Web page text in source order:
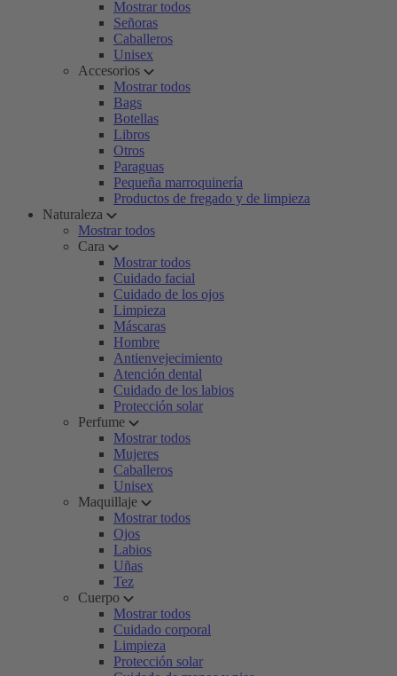
Mostrar todos
Señoras
Caballeros
Unisex
Accesorios
Mostrar todos
Bags
Botellas
Libros
Otros
Paraguas
Pequeña marroquinería
Productos de fregado y de limpieza
Naturaleza
Mostrar todos
Cara
Mostrar todos
Cuidado facial
Cuidado de los ojos
Limpieza
Máscaras
Hombre
Antienvejecimiento
Atención dental
Cuidado de los labios
Protección solar
Perfume
Mostrar todos
Mujeres
Caballeros
Unisex
Maquillaje
Mostrar todos
Ojos
Labios
Uñas
Tez
Cuerpo
Mostrar todos
Cuidado corporal
Limpieza
Protección solar